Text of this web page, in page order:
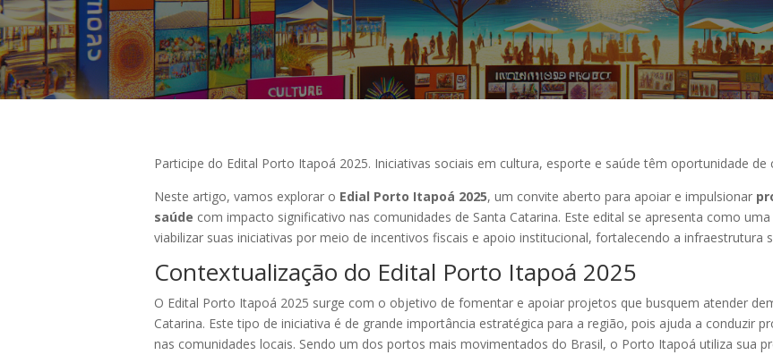
Participe do Edital Porto Itapoá 2025. Iniciativas sociais em cultura, esporte e saúde têm oportunidade
Neste artigo, vamos explorar o Edial Porto Itapoá 2025, um convite aberto para apoiar e impulsionar
saúde com impacto significativo nas comunidades de Santa Catarina. Este edital se apresenta como
viabilizar suas iniciativas por meio de incentivos fiscais e apoio institucional, fortalecendo a infraestrutura
Contextualização do Edital Porto Itapoá 2025
O Edital Porto Itapoá 2025 surge com o objetivo de fomentar e apoiar projetos que busquem atender
Catarina. Este tipo de iniciativa é de grande importância estratégica para a região, pois ajuda a conduzir
nas comunidades locais. Sendo um dos portos mais movimentados do Brasil, o Porto Itapoá utiliza sua